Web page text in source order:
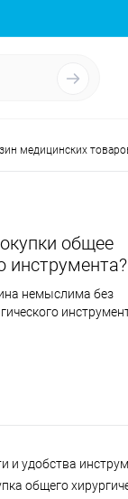
медицинских
общее
инструмента?
немыслима без
и удобства
общего